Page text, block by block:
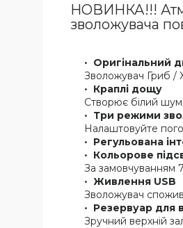
НОВИНКА!!!
зволожувача
Оригінальний
Зволожувач Гриб /
Краплі дощу
Створює білий шум
Три режими
Налаштовуйте
Регульована
Кольорове
За замовчуванням
Живлення USB
Зволожувач
Резервуар для
Зручний верхній